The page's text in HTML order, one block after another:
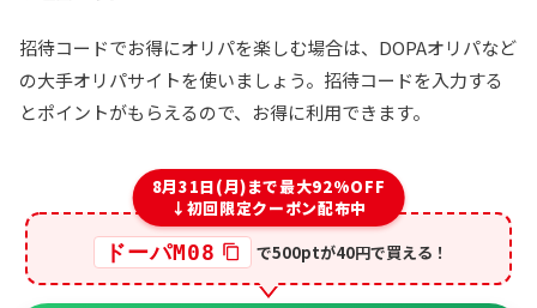
7 オリくじ
ゆいのマイルドご褒美祭開催中
LINEクーポンで最大90%OFF
還元率100％超えの時限オリパが熱い！
オリくじ公式サイトを見る
招待コードでお得にオリパを楽しむ場合は、DOPAオリパなど
の大手オリパサイトを使いましょう。招待コードを入力する
とポイントがもらえるので、お得に利用できます。
8月31日(月)まで最大92%OFF
↓初回限定クーポン配布中
ドーパM08 で500ptが40円で買える！